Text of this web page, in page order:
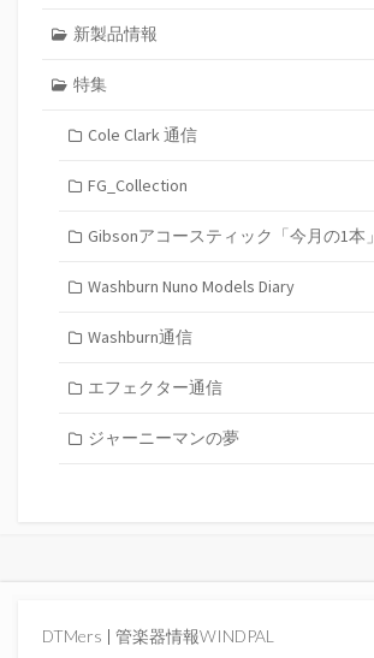
新製品情報
特集
Cole Clark 通信
FG_Collection
Gibsonアコースティック「今月の1本」
Washburn Nuno Models Diary
Washburn通信
エフェクター通信
ジャーニーマンの夢
DTMers | 管楽器情報WINDPAL